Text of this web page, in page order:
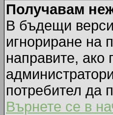
Получавам
В бъдещи
игнориране на
направите,
потребител да
Върнете се в